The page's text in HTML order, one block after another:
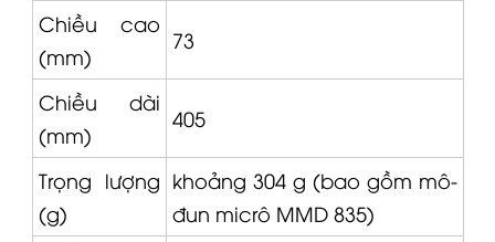
Chiều cao
(mm)
73
Chiều dài
(mm)
405
Trọng lượng
(g)
khoảng 304 g (bao gồm mô-
đun micrô MMD 835)